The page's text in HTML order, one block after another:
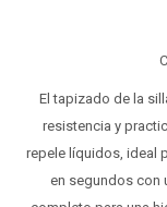
El tapizado de la
resistencia y
repele líquidos, ideal
en segundos con